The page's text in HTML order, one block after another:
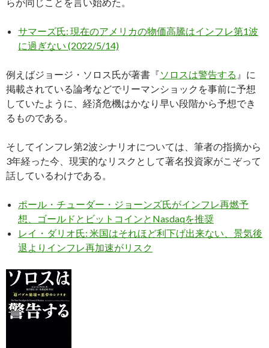
サマーズ氏: 現在のアメリカの物価高騰はインフレ第1波
に過ぎない (2022/5/14)
例えばジョージ・ソロス氏が著書『ソロスは警告する 』に
掲載されている論考などでリーマンショックを事前に予想
していたように、経済危機はかなり早い段階から予想でき
るものである。
そしてインフレ第2波シナリオについては、筆者の指摘から
3年経った今、現実的なリスクとして著名投資家がこぞって
話しているわけである。
ポール・チューダー・ジョーンズ氏がインフレ再燃予
想、ゴールドとビットコインとNasdaqを推奨
レイ・ダリオ氏: 米国はそれほど利下げ出来ない、景気後
退よりインフレ再加速がリスク